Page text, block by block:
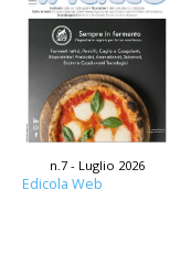
n.7 - Luglio 2026
Edicola Web